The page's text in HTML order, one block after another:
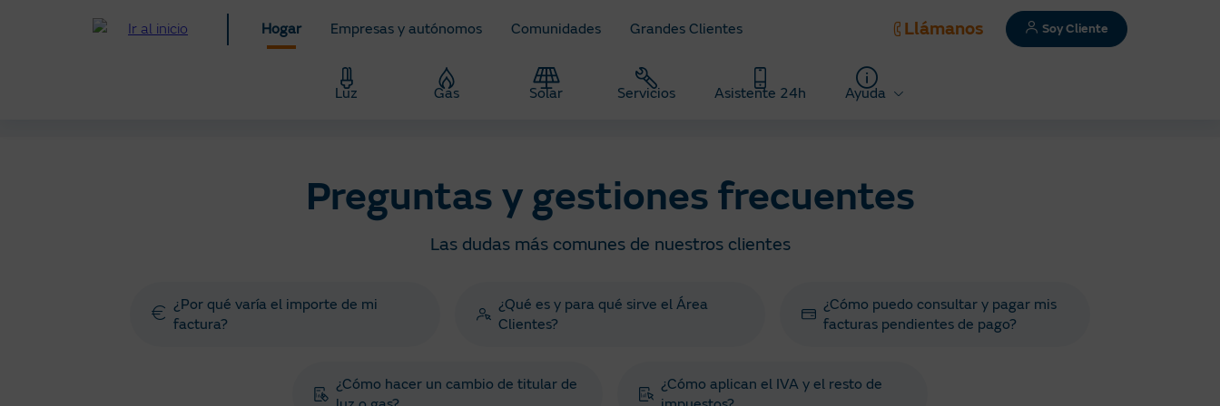
Hogar Empresas y autónomos Comunidades Grandes Clientes Llámanos Soy Cliente
Luz Gas Solar Servicios Asistente 24h Ayuda
Preguntas y gestiones frecuentes
Las dudas más comunes de nuestros clientes
¿Por qué varía el importe de mi
factura?
¿Qué es y para qué sirve el Área
Clientes?
¿Cómo puedo consultar y pagar mis
facturas pendientes de pago?
¿Cómo hacer un cambio de titular de
¿Cómo aplican el IVA y el resto de